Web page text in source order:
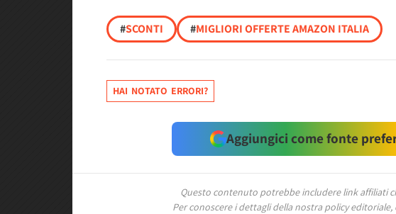
#SCONTI #MIGLIORI OFFERTE AMAZON ITALIA
HAI NOTATO ERRORI?
Aggiungici come fonte
Questo contenuto potrebbe includere link affiliati
Per conoscere i dettagli della nostra policy editoriale,